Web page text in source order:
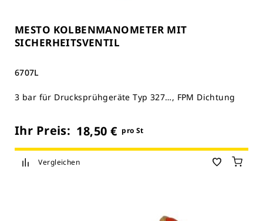
MESTO KOLBENMANOMETER MIT
SICHERHEITSVENTIL
6707L
3 bar für Drucksprühgeräte Typ 327…, FPM Dichtung
Ihr Preis: 18,50 € pro St
Vergleichen